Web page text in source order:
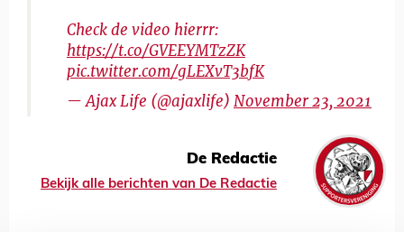
Check de video hierrr:
https://t.co/GVEEYMTzZK
pic.twitter.com/gLEXvT3bfK
— Ajax Life (@ajaxlife) November 23, 2021
De Redactie
Bekijk alle berichten van De Redactie